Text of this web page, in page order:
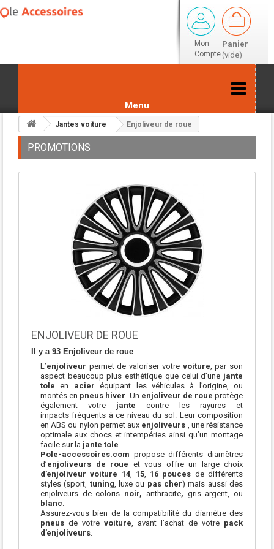
Mon
Compte
Panier
(vide)
Menu
Jantes voiture Enjoliveur de roue
PROMOTIONS
ENJOLIVEUR DE ROUE
Il y a 93 Enjoliveur de roue
L’enjoliveur permet de valoriser votre voiture, par son
aspect beaucoup plus esthétique que celui d’une jante
tole en acier équipant les véhicules à l’origine, ou
montés en pneus hiver. Un enjoliveur de roue protège
également votre jante contre les rayures et
impacts fréquents à ce niveau du sol. Leur composition
en ABS ou nylon permet aux enjoliveurs , une résistance
optimale aux chocs et intempéries ainsi qu’un montage
facile sur la jante tole.
Pole-accessoires.com propose différents diamètres
d’enjoliveurs de roue et vous offre un large choix
d’enjoliveur voiture 14, 15, 16 pouces de différents
styles (sport, tuning, luxe ou pas cher) mais aussi des
enjoliveurs de coloris noir, anthracite, gris argent, ou
blanc.
Assurez-vous bien de la compatibilité du diamètre des
pneus de votre voiture, avant l’achat de votre pack
d’enjoliveurs.